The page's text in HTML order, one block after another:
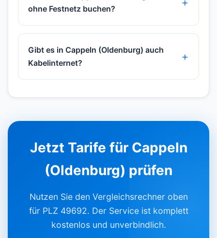
ohne Festnetz buchen?
Gibt es in Cappeln (Oldenburg) auch
Kabelinternet?
Jetzt Tarife für Cappeln
(Oldenburg) prüfen
Nutzen Sie den Vergleichsrechner oben
für PLZ 49692. Der Service ist komplett
kostenlos und unverbindlich.